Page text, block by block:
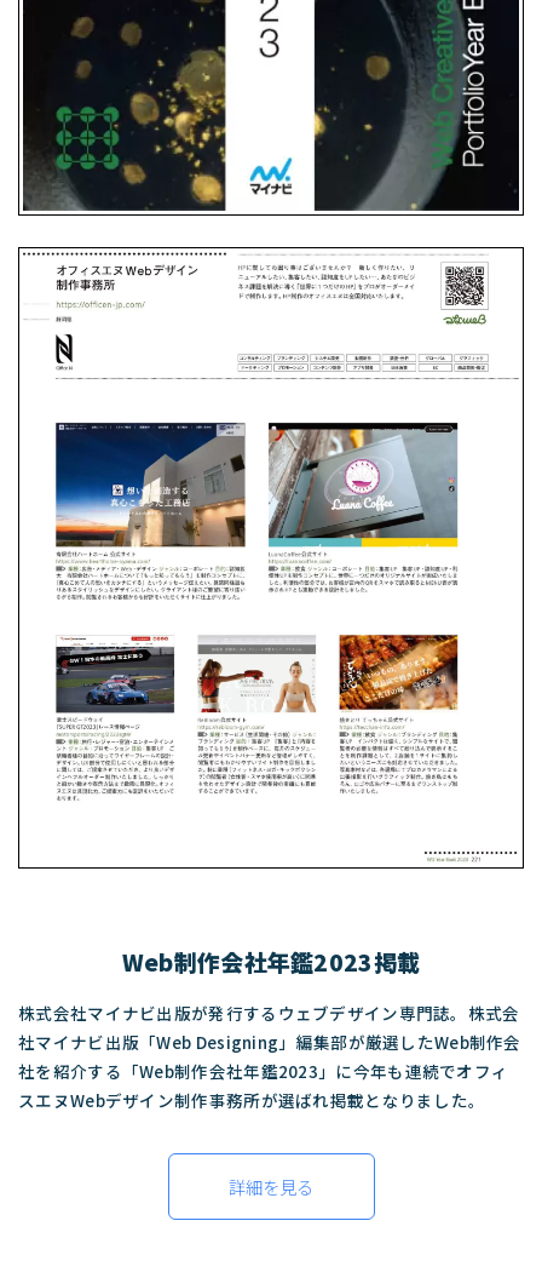
Web制作会社年鑑2023掲載
株式会社マイナビ出版が発行するウェブデザイン専門誌。株式会
社マイナビ出版「Web Designing」編集部が厳選したWeb制作会
社を紹介する「Web制作会社年鑑2023」に今年も連続でオフィ
スエヌWebデザイン制作事務所が選ばれ掲載となりました。
詳細を見る